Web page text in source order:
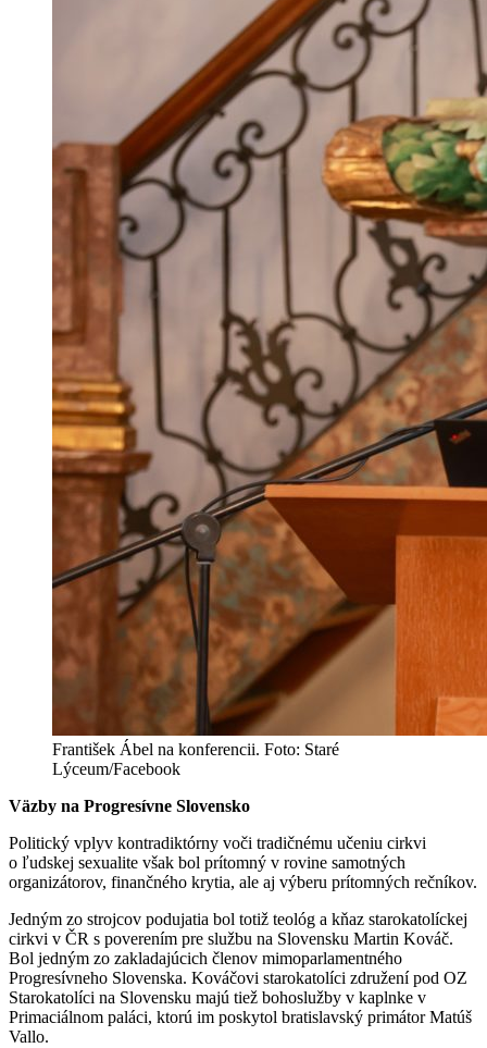
František Ábel na konferencii. Foto: Staré
Lýceum/Facebook
Väzby na Progresívne Slovensko
Politický vplyv kontradiktórny voči tradičnému učeniu cirkvi
o ľudskej sexualite však bol prítomný v rovine samotných
organizátorov, finančného krytia, ale aj výberu prítomných rečníkov.
Jedným zo strojcov podujatia bol totiž teológ a kňaz starokatolíckej
cirkvi v ČR s poverením pre službu na Slovensku Martin Kováč.
Bol jedným zo zakladajúcich členov mimoparlamentného
Progresívneho Slovenska. Kováčovi starokatolíci združení pod OZ
Starokatolíci na Slovensku majú tiež bohoslužby v kaplnke v
Primaciálnom paláci, ktorú im poskytol bratislavský primátor Matúš
Vallo.